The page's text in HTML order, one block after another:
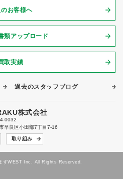
お客様へ
類アップロード
取実績
過去のスタッフブログ
株式会社
0032
早良区小田部7丁目7-16
取り組み
すWEST Inc. All Rights Reserved.